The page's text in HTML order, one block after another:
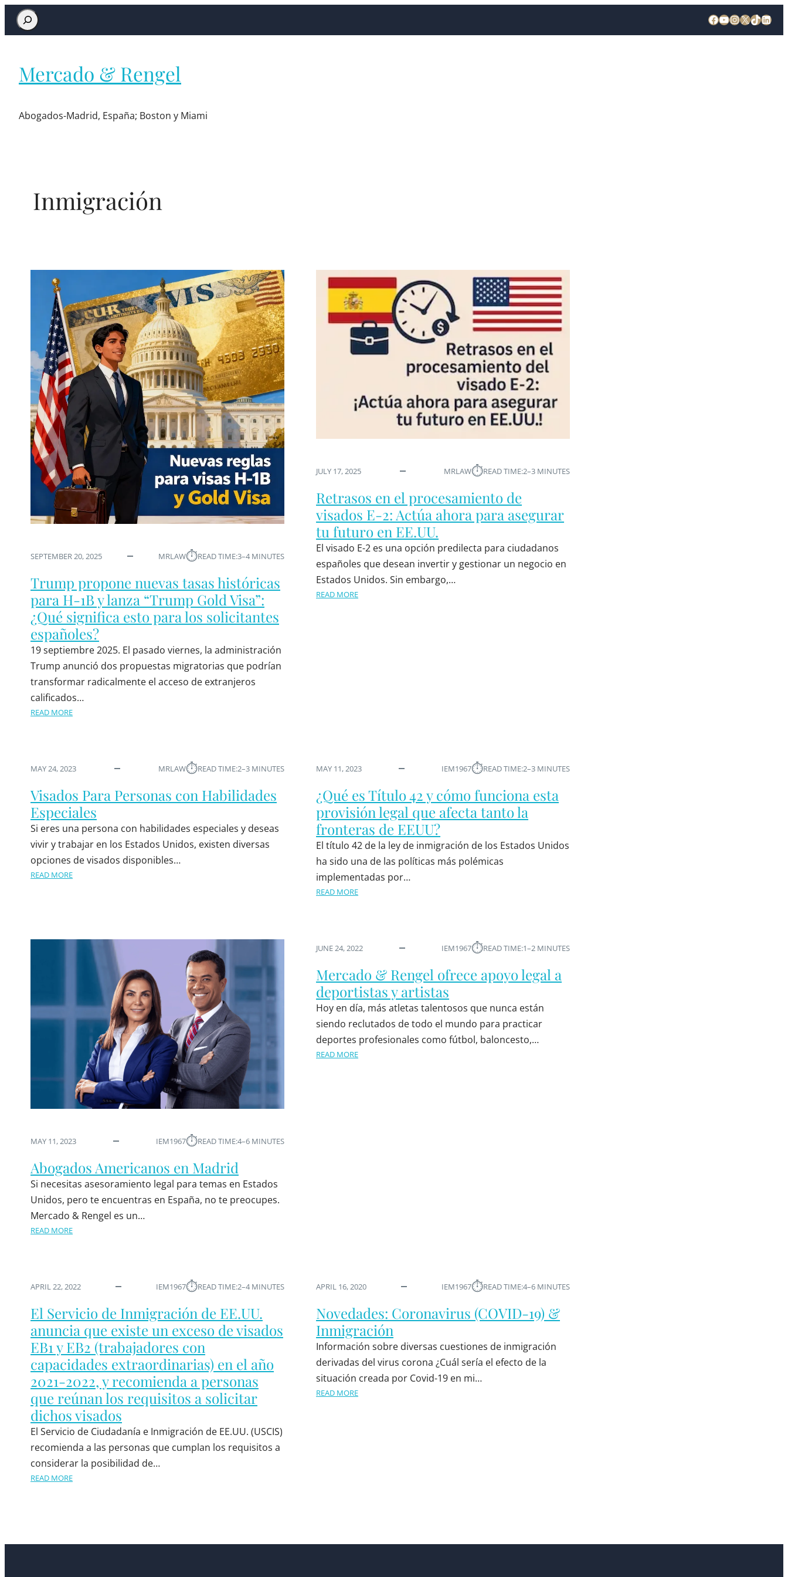
Mercado & Rengel
Abogados-Madrid, España; Boston y Miami
Inmigración
SEPTEMBER 20, 2025 MRLAW⏱︎READ TIME:3–4 MINUTES
Trump propone nuevas tasas históricas
para H-1B y lanza “Trump Gold Visa”:
¿Qué significa esto para los solicitantes
españoles?
19 septiembre 2025. El pasado viernes, la administración
Trump anunció dos propuestas migratorias que podrían
transformar radicalmente el acceso de extranjeros
calificados…
READ MORE
JULY 17, 2025 MRLAW⏱︎READ TIME:2–3 MINUTES
Retrasos en el procesamiento de
visados E-2: Actúa ahora para asegurar
tu futuro en EE.UU.
El visado E-2 es una opción predilecta para ciudadanos
españoles que desean invertir y gestionar un negocio en
Estados Unidos. Sin embargo,…
READ MORE
MAY 24, 2023 MRLAW⏱︎READ TIME:2–3 MINUTES
Visados Para Personas con Habilidades
Especiales
Si eres una persona con habilidades especiales y deseas
vivir y trabajar en los Estados Unidos, existen diversas
opciones de visados disponibles…
READ MORE
MAY 11, 2023 IEM1967⏱︎READ TIME:2–3 MINUTES
¿Qué es Título 42 y cómo funciona esta
provisión legal que afecta tanto la
fronteras de EEUU?
El título 42 de la ley de inmigración de los Estados Unidos
ha sido una de las políticas más polémicas
implementadas por…
READ MORE
MAY 11, 2023 IEM1967⏱︎READ TIME:4–6 MINUTES
Abogados Americanos en Madrid
Si necesitas asesoramiento legal para temas en Estados
Unidos, pero te encuentras en España, no te preocupes.
Mercado & Rengel es un…
READ MORE
JUNE 24, 2022 IEM1967⏱︎READ TIME:1–2 MINUTES
Mercado & Rengel ofrece apoyo legal a
deportistas y artistas
Hoy en día, más atletas talentosos que nunca están
siendo reclutados de todo el mundo para practicar
deportes profesionales como fútbol, baloncesto,…
READ MORE
APRIL 22, 2022 IEM1967⏱︎READ TIME:2–4 MINUTES
El Servicio de Inmigración de EE.UU.
anuncia que existe un exceso de visados
EB1 y EB2 (trabajadores con
capacidades extraordinarias) en el año
2021-2022, y recomienda a personas
que reúnan los requisitos a solicitar
dichos visados
El Servicio de Ciudadanía e Inmigración de EE.UU. (USCIS)
recomienda a las personas que cumplan los requisitos a
considerar la posibilidad de…
READ MORE
APRIL 16, 2020 IEM1967⏱︎READ TIME:4–6 MINUTES
Novedades: Coronavirus (COVID-19) &
Inmigración
Información sobre diversas cuestiones de inmigración
derivadas del virus corona ¿Cuál sería el efecto de la
situación creada por Covid-19 en mi…
READ MORE